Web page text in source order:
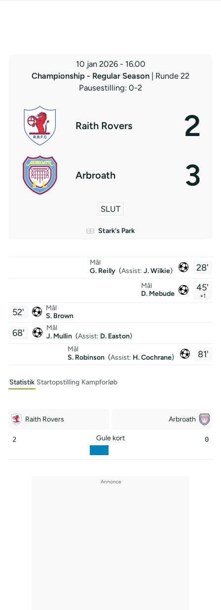
10 jan 2026 - 16.00
Championship - Regular Season
| Runde 22
Pausestilling: 0-2
Raith Rovers 2
Arbroath 3
SLUT
Stark's Park
28'
Mål
G. Reilly (Assist: J. Wilkie)
45'
+1
Mål
D. Mebude
Mål
S. Brown
52'
Mål
J. Mullin (Assist: D. Easton)
68'
81'
Mål
S. Robinson (Assist: H. Cochrane)
Statistik Startopstilling Kampforløb
Raith Rovers Arbroath
2 Gule kort 0